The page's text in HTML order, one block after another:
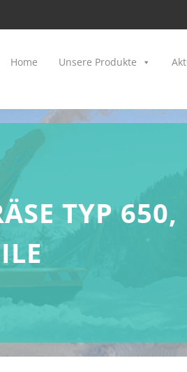
Home Unsere Produkte
TYP 650,